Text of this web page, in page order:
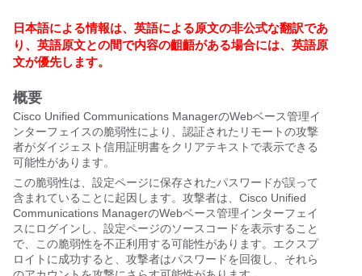
日本語による情報は、英語による原文の非公式な翻訳であ
り、英語原文との間で内容の齟齬がある場合には、英語原
文が優先します。
概要
Cisco Unified Communications ManagerのWebベース管理イ
ンターフェイスの脆弱性により、認証されたリモートの攻撃
者がダイジェスト信用証明書をクリアテキストで表示できる
可能性があります。
この脆弱性は、設定ページに保存されたパスワードが誤って
含まれていることに起因します。攻撃者は、Cisco Unified
Communications ManagerのWebベース管理インターフェイ
スにログインし、設定ページのソースコードを表示すること
で、この脆弱性を不正利用する可能性があります。エクスプ
ロイトに成功すると、攻撃者はパスワードを回復し、それら